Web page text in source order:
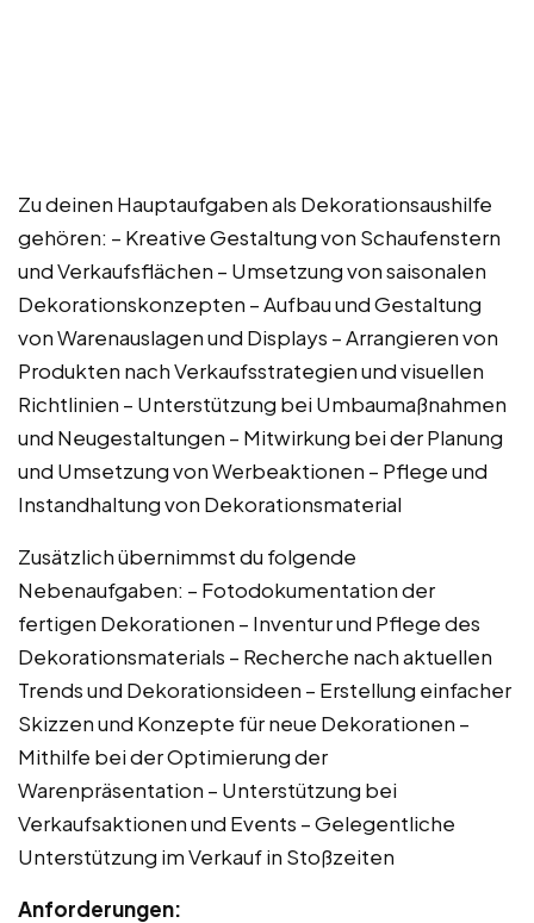
Zu deinen Hauptaufgaben als Dekorationsaushilfe
gehören: – Kreative Gestaltung von Schaufenstern
und Verkaufsflächen – Umsetzung von saisonalen
Dekorationskonzepten – Aufbau und Gestaltung
von Warenauslagen und Displays – Arrangieren von
Produkten nach Verkaufsstrategien und visuellen
Richtlinien – Unterstützung bei Umbaumaßnahmen
und Neugestaltungen – Mitwirkung bei der Planung
und Umsetzung von Werbeaktionen – Pflege und
Instandhaltung von Dekorationsmaterial
Zusätzlich übernimmst du folgende
Nebenaufgaben: – Fotodokumentation der
fertigen Dekorationen – Inventur und Pflege des
Dekorationsmaterials – Recherche nach aktuellen
Trends und Dekorationsideen – Erstellung einfacher
Skizzen und Konzepte für neue Dekorationen –
Mithilfe bei der Optimierung der
Warenpräsentation – Unterstützung bei
Verkaufsaktionen und Events – Gelegentliche
Unterstützung im Verkauf in Stoßzeiten
Anforderungen: